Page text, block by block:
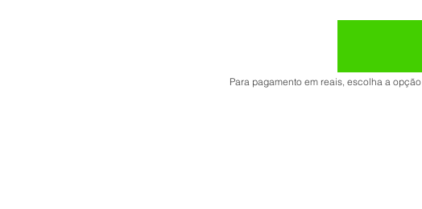
Para pagamento em reais, escolha a opção